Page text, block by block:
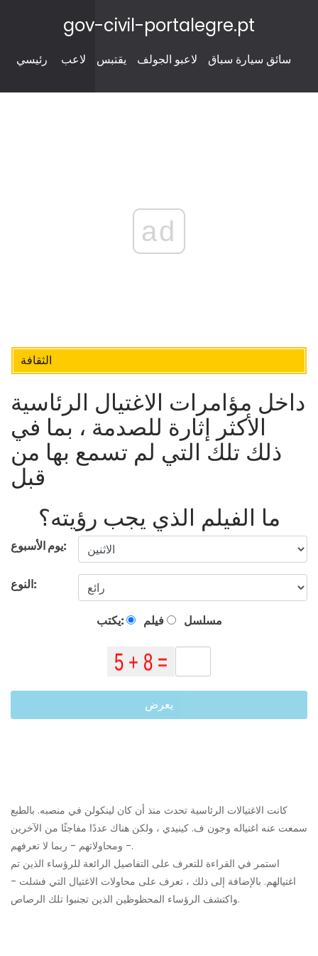
gov-civil-portalegre.pt
رئيسي لاعب يقتبس لاعبو الجولف سائق سيارة سباق
ad
الثقافة
داخل مؤامرات الاغتيال الرئاسية
الأكثر إثارة للصدمة ، بما في
ذلك تلك التي لم تسمع بها من
قبل
ما الفيلم الذي يجب رؤيته؟
يوم الأسبوع:
النوع:
يكتب: فيلم مسلسل
يعرض
كانت الاغتيالات الرئاسية تحدث منذ أن كان لينكولن في منصبه. بالطبع
سمعت عنه اغتياله وجون ف. كينيدي ، ولكن هناك عددًا مفاجئًا من الآخرين
- ومحاولاتهم - ربما لا تعرفهم.
استمر في القراءة للتعرف على التفاصيل الرائعة للرؤساء الذين تم
اغتيالهم. بالإضافة إلى ذلك ، تعرف على محاولات الاغتيال التي فشلت -
واكتشف الرؤساء المحظوظين الذين تجنبوا تلك الرصاص.